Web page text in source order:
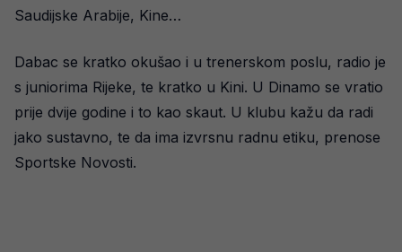
Saudijske Arabije, Kine…
Dabac se kratko okušao i u trenerskom poslu, radio je
s juniorima Rijeke, te kratko u Kini. U Dinamo se vratio
prije dvije godine i to kao skaut. U klubu kažu da radi
jako sustavno, te da ima izvrsnu radnu etiku, prenose
Sportske Novosti.